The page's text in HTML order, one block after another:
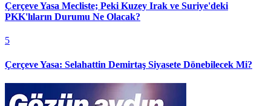
Çerçeve Yasa Mecliste; Peki Kuzey Irak ve Suriye'deki
PKK'lıların Durumu Ne Olacak?
5
Çerçeve Yasa: Selahattin Demirtaş Siyasete Dönebilecek Mi?